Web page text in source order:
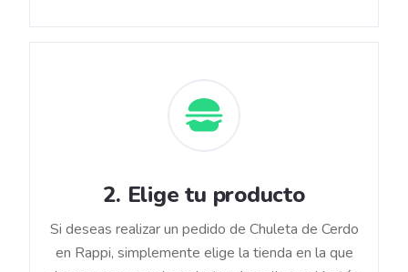
2. Elige tu producto
Si deseas realizar un pedido de Chuleta de Cerdo
en Rappi, simplemente elige la tienda en la que